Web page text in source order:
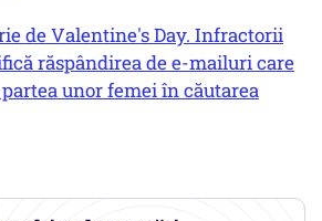
de Valentine's Day. Infractorii
răspândirea de e-mailuri care
unor femei în căutarea